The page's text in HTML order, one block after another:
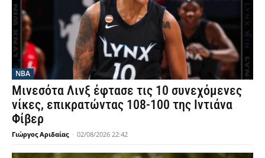
NBA
Μινεσότα Λινξ έφτασε τις 10 συνεχόμενες
νίκες, επικρατώντας 108-100 της Ιντιάνα
Φίβερ
Γιώργος Αριδαίας - 02/08/2026 22:42